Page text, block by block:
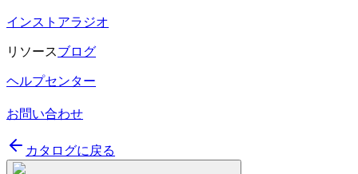
インストアラジオ
リソースブログ
ヘルプセンター
お問い合わせ
カタログに戻る